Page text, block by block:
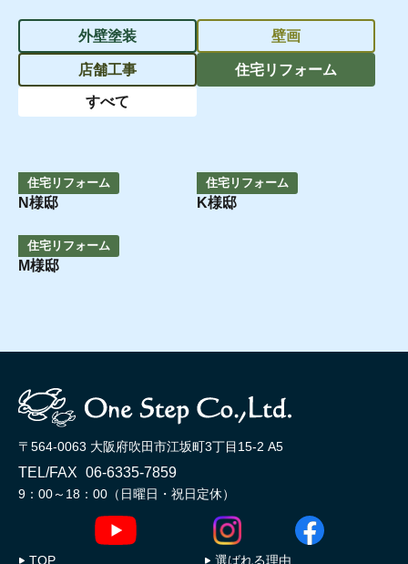
外壁塗装 壁画
店舗工事 住宅リフォーム
すべて
住宅リフォーム
2024.07.28
N様邸
住宅リフォーム
2024.06.30
K様邸
住宅リフォーム
2023.10.07
M様邸
〒564-0063 大阪府吹田市江坂町3丁目15-2 A5
TEL/FAX 06-6335-7859
9：00～18：00（日曜日・祝日定休）
TOP 選ばれる理由